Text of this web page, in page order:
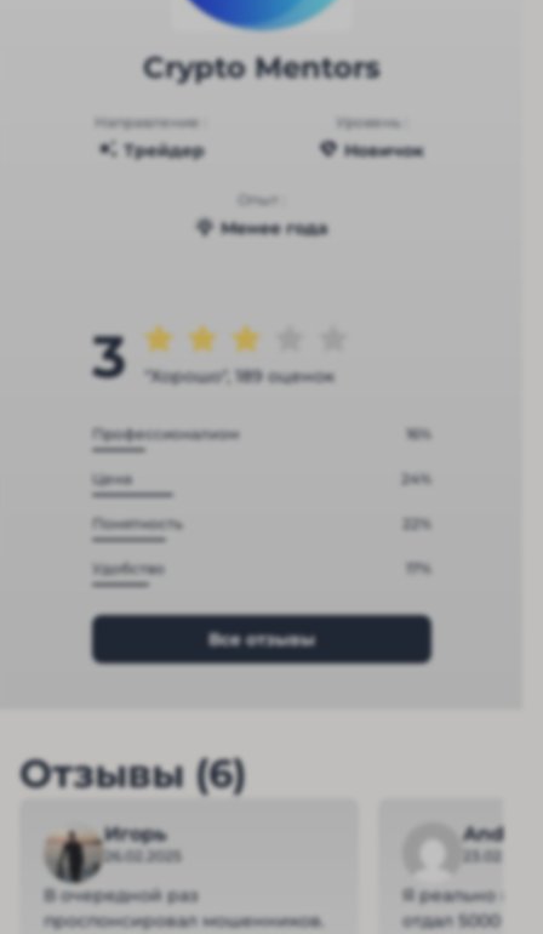
Crypto Mentors
Направление :
Трейдер
Уровень :
Новичок
Опыт :
Менее года
3 "Хорошо", 189 оценок
Профессионализм 16%
Цена 24%
Понятность 22%
Удобство 17%
Все отзывы
Отзывы (6)
Игорь
26.02.2025
В очередной раз
проспонсировал мошенников.
Andrey
23.02.2025
Я реально не
отдал 5000